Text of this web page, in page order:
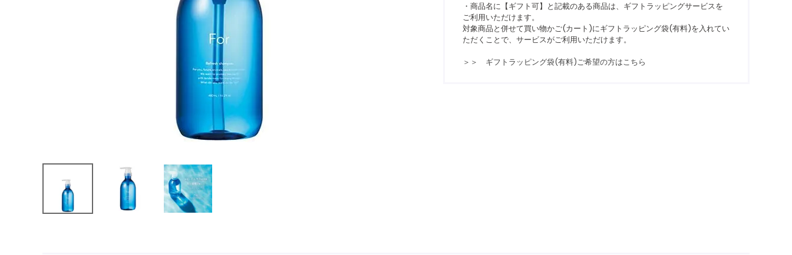
・商品名に【ギフト可】と記載のある商品は、ギフトラッピングサービスを
ご利用いただけます。
対象商品と併せて買い物かご(カート)にギフトラッピング袋(有料)を入れてい
ただくことで、サービスがご利用いただけます。
＞＞ ギフトラッピング袋(有料)ご希望の方はこちら